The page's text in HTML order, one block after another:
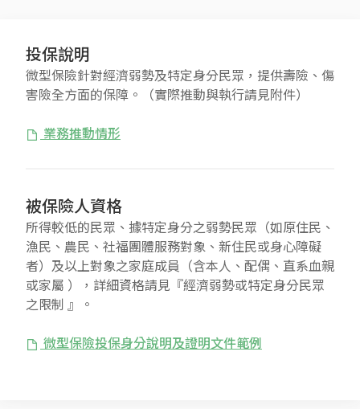
投保說明
微型保險針對經濟弱勢及特定身分民眾，提供壽險、傷
害險全方面的保障。（實際推動與執行請見附件）
業務推動情形
被保險人資格
所得較低的民眾、據特定身分之弱勢民眾（如原住民、
漁民、農民、社福團體服務對象、新住民或身心障礙
者）及以上對象之家庭成員（含本人、配偶、直系血親
或家屬 ），詳細資格請見『經濟弱勢或特定身分民眾
之限制 』。
微型保險投保身分說明及證明文件範例